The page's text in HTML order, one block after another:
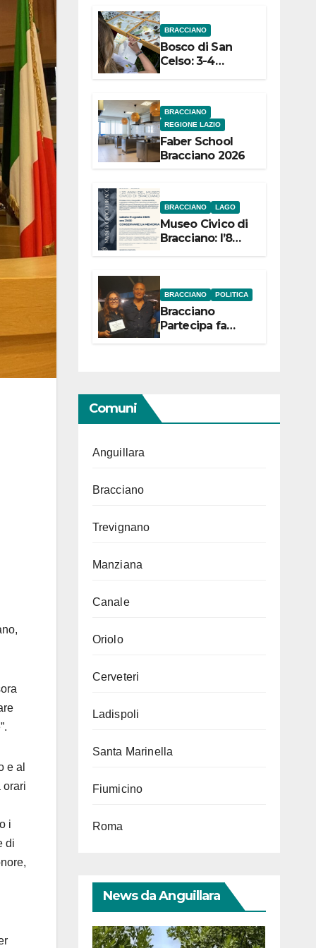
e al
orari
i
di
dell’Etruria
Meridionale
BRACCIANO
Bosco di San
Celso: 3-4
settembre
Festival “Storie
in cielo e in
terra”
BRACCIANO
REGIONE LAZIO
Faber School
Bracciano 2026
BRACCIANO LAGO
Museo Civico di
Bracciano: l’8
“Conservare la
memoria”
BRACCIANO POLITICA
Bracciano
Partecipa fa
centro con due
Comuni
Anguillara
Bracciano
Trevignano
Manziana
Canale
Oriolo
Cerveteri
Ladispoli
Santa Marinella
Fiumicino
Roma
News da Anguillara